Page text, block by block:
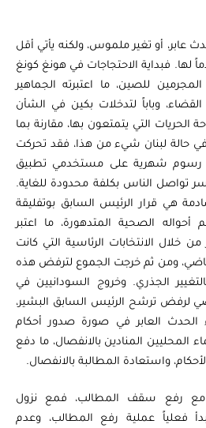
عابر، أو تغير ملموس، ولكنه يأتي أقل
لها. فبداية الاحتجاجات في هونغ كونغ
للصين، ما اعتبرته الجماهير
وباباً لتدخلات بكين في الشأن
الحريات التي يتمتعون بها، مقارنة بما
حالة لبنان شيء من هذا، فقد تحركت
رسوم شهرية على مستخدمي تطبيق
تواصل الناس بكلفة محدودة للغاية.
هي قرار الرئيس السابق بوتفليقة
الصحية المتدهورة، ما اعتبر
خلال الانتخابات الرئاسية التي كانت
ومن ثم خرجت الجموع لترفض هذه
الجذري. وخروج السودانيين في
لرفض ترشح الرئيس السابق البشير،
الحدث العابر في صورة صدور أحكام
المنادين بالانفصال، ما دفع
واستعادة المطالبة بالانفصال.
مع رفع سقف المطالب، فمع نزول
فعلياً عملية رفع المطالب، وعدم